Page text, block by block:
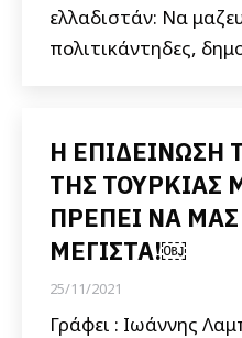
ελλαδιστάν: Να
πολιτικάντηδες,
H ΕΠΙΔΕΙΝΩΣΗ
ΤΗΣ ΤΟΥΡΚΙΑΣ
ΠΡΕΠΕΙ ΝΑ
ΜΕΓΙΣΤΑ!￼
25/11/2021
Γράφει : Ιωάννης